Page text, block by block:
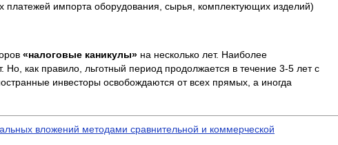
импорта оборудования, сырья, комплектующих изделий)
«налоговые каникулы» на несколько лет. Наиболее
как правило, льготный период продолжается в течение 3-5 лет с
инвесторы освобождаются от всех прямых, а иногда
вложений методами сравнительной и коммерческой